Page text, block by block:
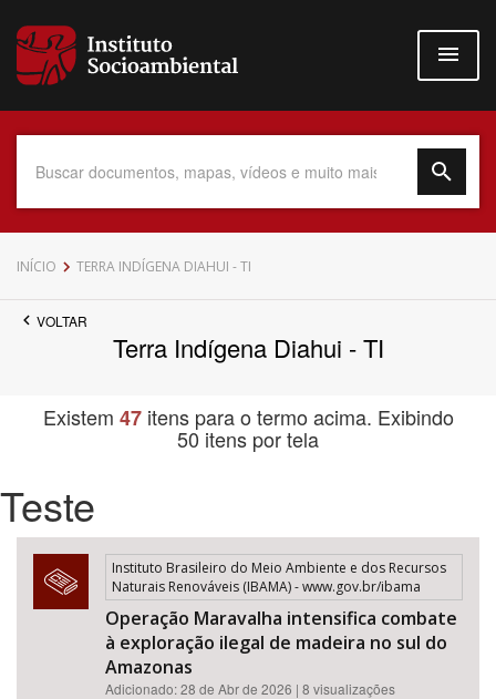
para
conteúdo
Data do Documento
Tema
INÍCIO TERRA INDÍGENA DIAHUI - TI
VOLTAR
Terra Indígena Diahui - TI
Existem 47itens para o termo acima. Exibindo
50 itens por tela
Teste
Instituto Brasileiro do Meio Ambiente e dos Recursos
Naturais Renováveis (IBAMA) - www.gov.br/ibama
Operação Maravalha intensifica combate
à exploração ilegal de madeira no sul do
Amazonas
Adicionado: 28 de Abr de 2026 | 8 visualizações